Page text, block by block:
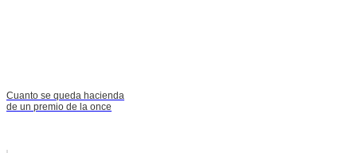
Cuanto se queda hacienda
de un premio de la once